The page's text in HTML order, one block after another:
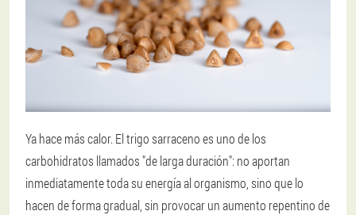
Ya hace más calor. El trigo sarraceno es uno de los
carbohidratos llamados "de larga duración": no aportan
inmediatamente toda su energía al organismo, sino que lo
hacen de forma gradual, sin provocar un aumento repentino de